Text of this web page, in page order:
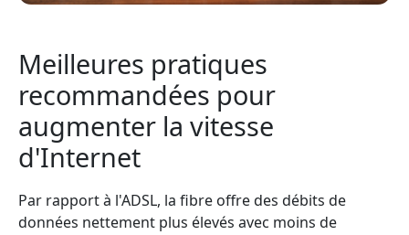
Meilleures pratiques
recommandées pour
augmenter la vitesse
d'Internet
Par rapport à l'ADSL, la fibre offre des débits de
données nettement plus élevés avec moins de